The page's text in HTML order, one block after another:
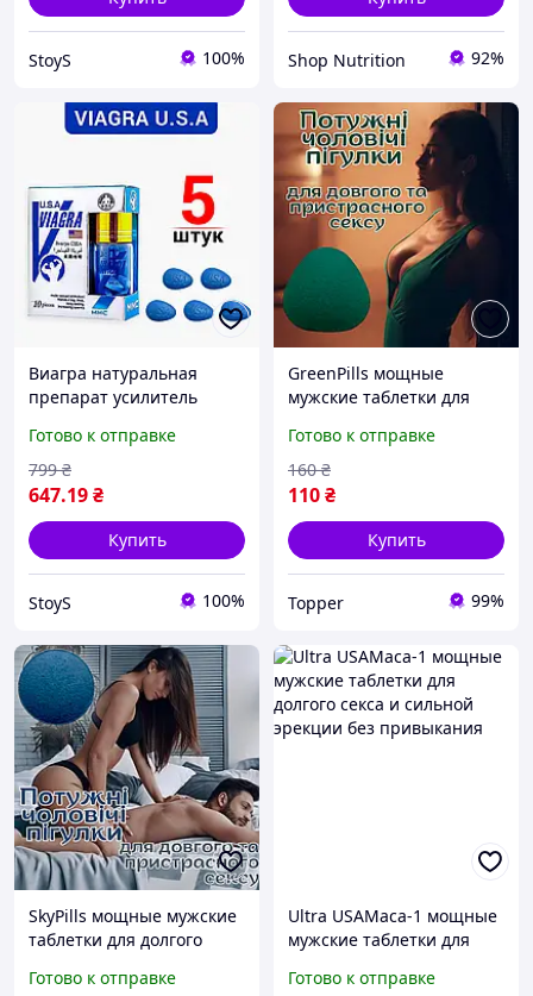
StoyS 100% Shop Nutrition 92%
Виагра натуральная
препарат усилитель
вызывает таблетки для
эрекции либидо
повышения силы 5 шт
секса
Готово к отправке
647.19₴
799 ₴
Купить
StoyS 100%
GreenPills мощные
мужские таблетки для
эрекции без привыкания
Готово к отправке
110₴
160 ₴
Купить
Topper 99%
SkyPills мощные мужские
таблетки для долгого
без привыкания
Готово к отправке
Ultra USAMaca-1 мощные
мужские таблетки для
эрекции без привыкания
Готово к отправке